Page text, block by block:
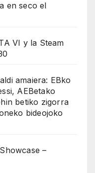
en seco el
VI y la Steam
amaiera: EBko
AEBetako
betiko zigorra
bideojoko
–